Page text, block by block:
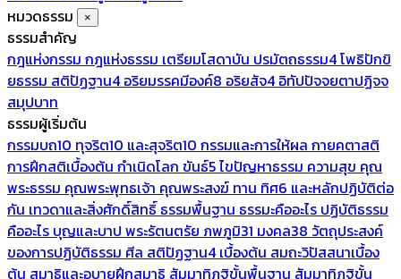
หมวดธรรม
×
ธรรมสำคัญ
กฎแห่งกรรม กฎแห่งธรรม เตรียมโสดาบัน ปรมัตถธรรม4โพธิปักขิ
ยธรรม สติปัฏฐาน4 อริยมรรคมีองค์8 อริยสัจ4 อิทัปปัจจยตาปฏิจจ
สมุปบาท
ธรรมผู้เริ่มต้น
กรรมบถ10 ทุจริต10 และสุจริต10 กรรมและการให้ผล กายคตาสติ
การฝึกสติเบื้องต้น กำเนิดโลก ขันธ์5ไขปัญหาธรรม ความสุข คุณ
พระธรรม คุณพระพุทธเจ้า คุณพระสงฆ์ ทาน ทิศ6 และหลักปฏิบัติต่อ
กัน เทวดาและสิ่งศักดิ์สิทธิ์ธรรมพื้นฐาน ธรรมะคืออะไร ปฏิบัติธรรม
คืออะไร บุญและบาป พระรัตนตรัย ภพภูมิ31 มงคล38 วัตถุประสงค์
ของการปฏิบัติธรรม ศีล สติปัฏฐาน4 เบื้องต้น สมถะวิปัสสนาเบื้อง
ต้น สมาธิและอุบายฝึกสมาธิ สัมมาทิฏฐิขั้นพื้นฐาน สัมมาทิฏฐิขั้น